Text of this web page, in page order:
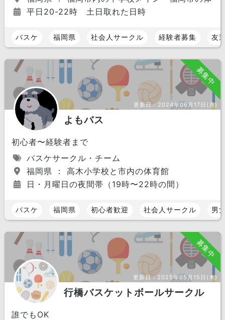
平日20-22時 土日取れた日時
バスケ 福岡県 社会人サークル 経験者募集 友
募集中
更新日：2024年06月17日(月)
よもバス
初心者〜経験者まで
バスケサークル・チーム
福岡県 ： 高木小学校と市内の体育館
日・月曜日の夜間帯（19時〜22時の間）
バスケ 福岡県 初心者歓迎 社会人サークル 男
募集中
更新日：2025年05月15日(木)
行橋バスケットボールサークル
誰でもOK